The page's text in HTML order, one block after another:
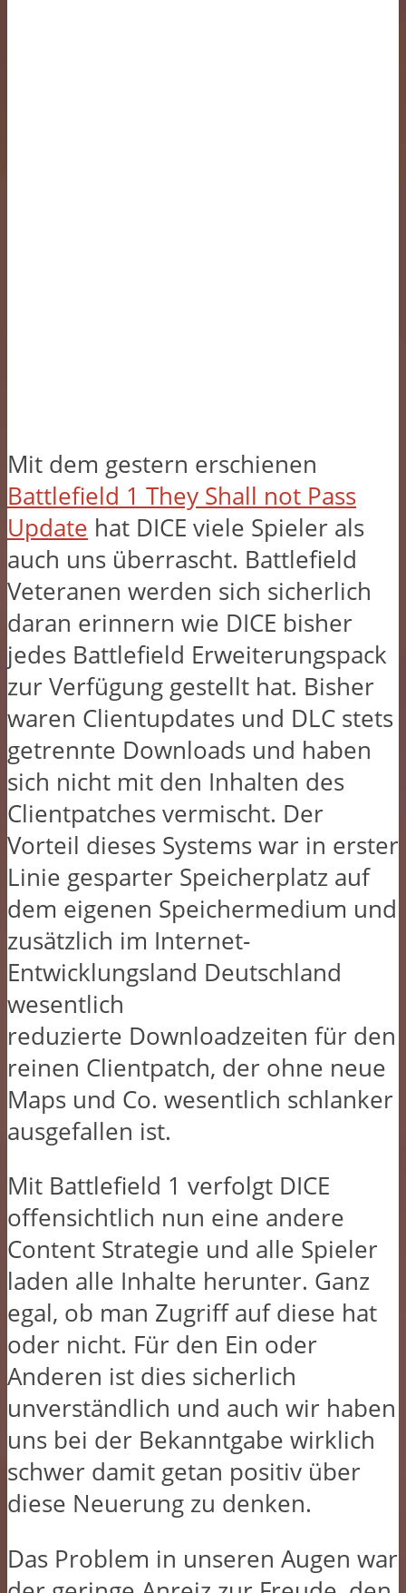
Mit dem gestern erschienen
Battlefield 1 They Shall not Pass
Update hat DICE viele Spieler als
auch uns überrascht. Battlefield
Veteranen werden sich sicherlich
daran erinnern wie DICE bisher
jedes Battlefield Erweiterungspack
zur Verfügung gestellt hat. Bisher
waren Clientupdates und DLC stets
getrennte Downloads und haben
sich nicht mit den Inhalten des
Clientpatches vermischt. Der
Vorteil dieses Systems war in erster
Linie gesparter Speicherplatz auf
dem eigenen Speichermedium und
zusätzlich im Internet-
Entwicklungsland Deutschland
wesentlich
reduzierte Downloadzeiten für den
reinen Clientpatch, der ohne neue
Maps und Co. wesentlich schlanker
ausgefallen ist.
Mit Battlefield 1 verfolgt DICE
offensichtlich nun eine andere
Content Strategie und alle Spieler
laden alle Inhalte herunter. Ganz
egal, ob man Zugriff auf diese hat
oder nicht. Für den Ein oder
Anderen ist dies sicherlich
unverständlich und auch wir haben
uns bei der Bekanntgabe wirklich
schwer damit getan positiv über
diese Neuerung zu denken.
Das Problem in unseren Augen war